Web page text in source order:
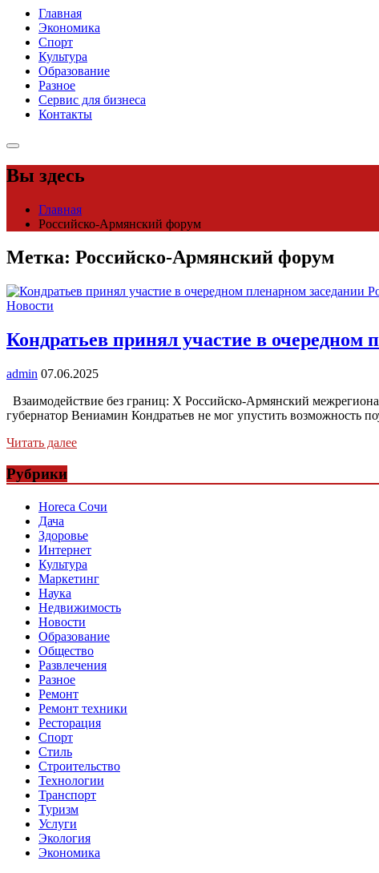
Главная
Экономика
Спорт
Культура
Образование
Разное
Сервис для бизнеса
Контакты
Вы здесь
Главная
Российско-Армянский форум
Метка: Российско-Армянский форум
Новости
Кондратьев принял участие в очередном
admin 07.06.2025
Взаимодействие без границ: X Российско-Армянский
губернатор Вениамин Кондратьев не мог упустить возможность
Читать далее
Рубрики
Horeca Сочи
Дача
Здоровье
Интернет
Культура
Маркетинг
Наука
Недвижимость
Новости
Образование
Общество
Развлечения
Разное
Ремонт
Ремонт техники
Ресторация
Спорт
Стиль
Строительство
Технологии
Транспорт
Туризм
Услуги
Экология
Экономика